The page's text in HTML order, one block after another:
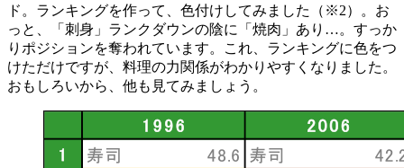
ド。ランキングを作って、色付けしてみました（※2）。お
っと、「刺身」ランクダウンの陰に「焼肉」あり…。すっか
りポジションを奪われています。これ、ランキングに色をつ
けただけですが、料理の力関係がわかりやすくなりました。
おもしろいから、他も見てみましょう。